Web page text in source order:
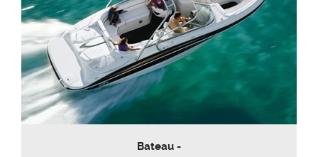
Bateau -